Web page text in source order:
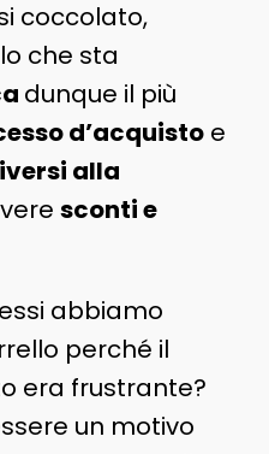
coccolato,
che sta
dunque il più
d’acquistoe
alla
sconti e
abbiamo
perché il
era frustrante?
un motivo